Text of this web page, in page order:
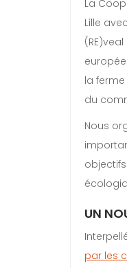
La
Lille
la
du
Nous
UN
par les